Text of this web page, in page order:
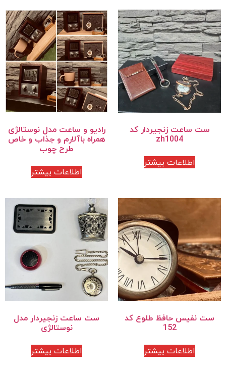
ست ساعت زنجیردار کد
zh1004
اطلاعات بیشتر
رادیو و ساعت مدل نوستالژی
همراه باآلارم و جذاب و خاص
طرح چوب
اطلاعات بیشتر
ست نفیس حافظ طلوع کد
152
اطلاعات بیشتر
ست ساعت زنجیردار مدل
نوستالژی
اطلاعات بیشتر